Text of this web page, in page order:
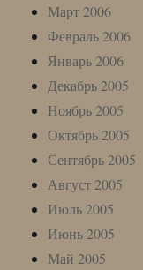
Март 2006
Февраль 2006
Январь 2006
Декабрь 2005
Ноябрь 2005
Октябрь 2005
Сентябрь 2005
Август 2005
Июль 2005
Июнь 2005
Май 2005